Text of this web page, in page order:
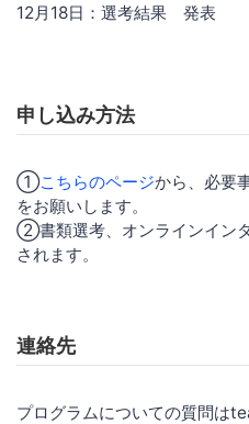
12月18日：選考結果 発表
申し込み方法
①こちらのページから、必要
をお願いします。
②書類選考、オンラインイン
されます。
連絡先
プログラムについての質問